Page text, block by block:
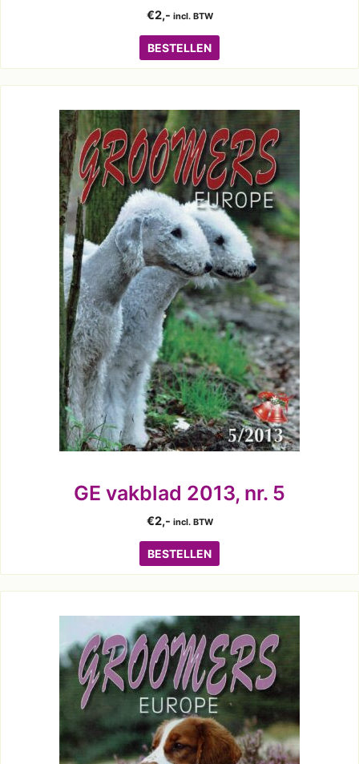
€2,- incl. BTW
BESTELLEN
GE vakblad 2013, nr. 5
€2,- incl. BTW
BESTELLEN